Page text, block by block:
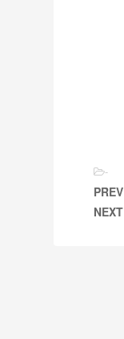
-
PREV
NEXT